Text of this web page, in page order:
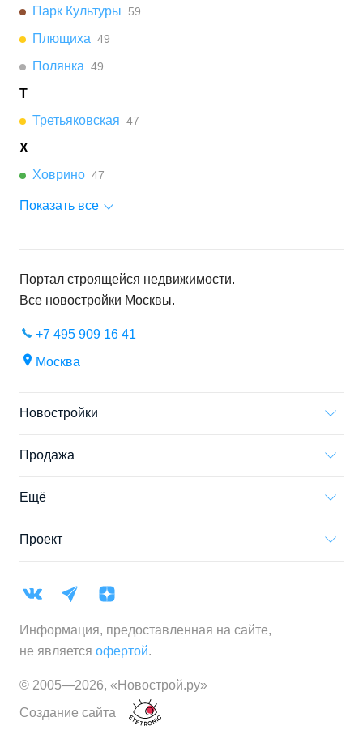
Парк Культуры
59
Плющиха 49
Полянка 49
Т
Третьяковская 47
Х
Ховрино 47
Показать все
Портал строящейся недвижимости.
Все новостройки Москвы.
+7 495 909 16 41
Москва
Новостройки
Продажа
Ещё
Проект
Информация, предоставленная на сайте,
не является офертой.
© 2005—2026, «Новострой.ру»
Создание сайта